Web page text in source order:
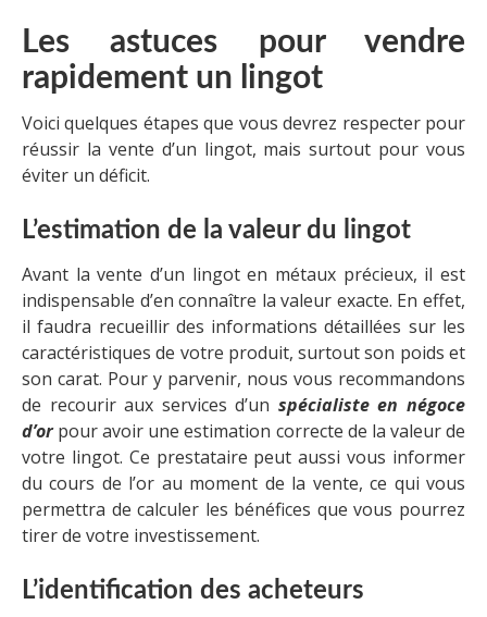
Les astuces pour vendre
rapidement un lingot
Voici quelques étapes que vous devrez respecter pour
réussir la vente d’un lingot, mais surtout pour vous
éviter un déficit.
L’estimation de la valeur du lingot
Avant la vente d’un lingot en métaux précieux, il est
indispensable d’en connaître la valeur exacte. En effet,
il faudra recueillir des informations détaillées sur les
caractéristiques de votre produit, surtout son poids et
son carat. Pour y parvenir, nous vous recommandons
de recourir aux services d’un spécialiste en négoce
d’orpour avoir une estimation correcte de la valeur de
votre lingot. Ce prestataire peut aussi vous informer
du cours de l’or au moment de la vente, ce qui vous
permettra de calculer les bénéfices que vous pourrez
tirer de votre investissement.
L’identification des acheteurs